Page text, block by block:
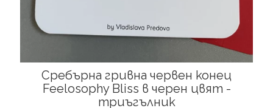
Сребърна гривна червен конец
Feelosophy Bliss в черен цвят -
триъгълник